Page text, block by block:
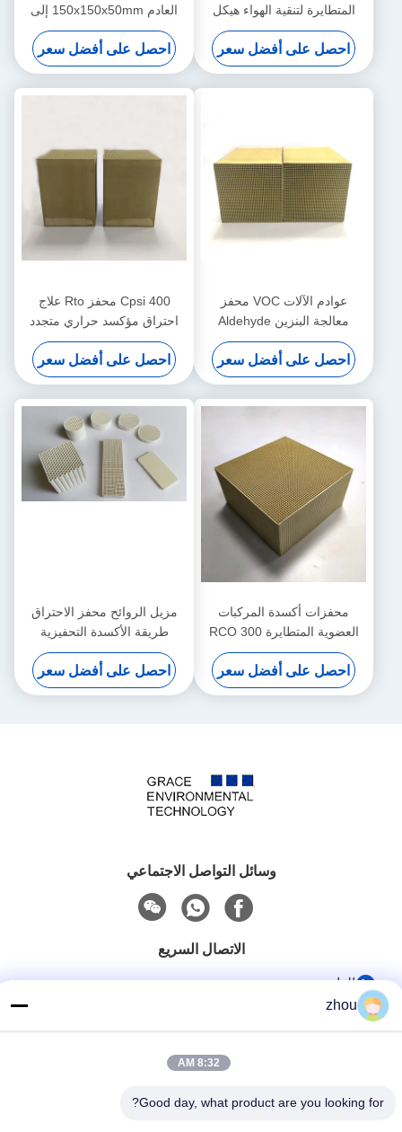
المتطايرة لتنقية الهواء هيكل
قرص العسل مسامية عالية
احصل على أفضل سعر
العادم 150x150x50mm إلى
300mm
احصل على أفضل سعر
عوادم الآلات VOC محفز
معالجة البنزين Aldehyde
Alkane 100x100x50mm
احصل على أفضل سعر
400 Cpsi محفز Rto علاج
احتراق مؤكسد حراري متجدد
تدفق صغير
احصل على أفضل سعر
محفزات أكسدة المركبات
العضوية المتطايرة RCO 300
Cpsi تزيل نفايات الصناعة
احصل على أفضل سعر
مزيل الروائح محفز الاحتراق
طريقة الأكسدة التحفيزية
احصل على أفضل سعر
وسائل التواصل الاجتماعي
الاتصال السريع
الهاتف
عنوان
zhou
8:32 AM
Good day, what product are you looking for?